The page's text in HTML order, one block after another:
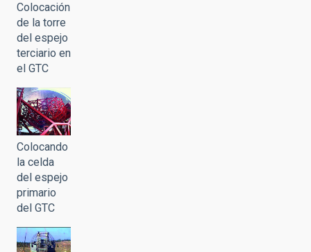
Colocación
de la torre
del espejo
terciario en
el GTC
Colocando
la celda
del espejo
primario
del GTC